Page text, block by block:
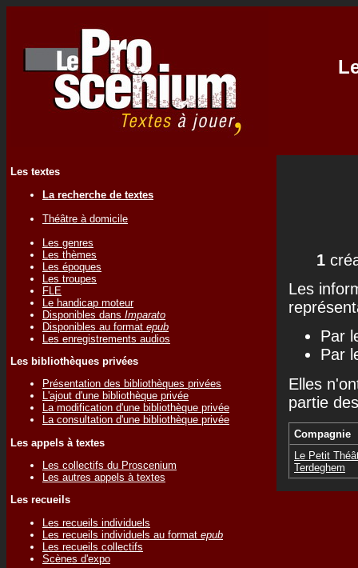
Les textes
La recherche de textes
Théâtre à domicile
Les genres
Les thèmes
Les époques
Les troupes
FLE
Le handicap moteur
Disponibles dans Imparato
Disponibles au format epub
Les enregistrements audios
Les bibliothèques privées
Présentation des bibliothèques privées
L'ajout d'une bibliothèque privée
La modification d'une bibliothèque privée
La consultation d'une bibliothèque privée
Les appels à textes
Les collectifs du Proscenium
Les autres appels à textes
Les recueils
Les recueils individuels
Les recueils individuels au format epub
Les recueils collectifs
Scènes d'expo
1
Les
Par
Par
Elles
partie
Compagnie
Le Petit
Terdeghem